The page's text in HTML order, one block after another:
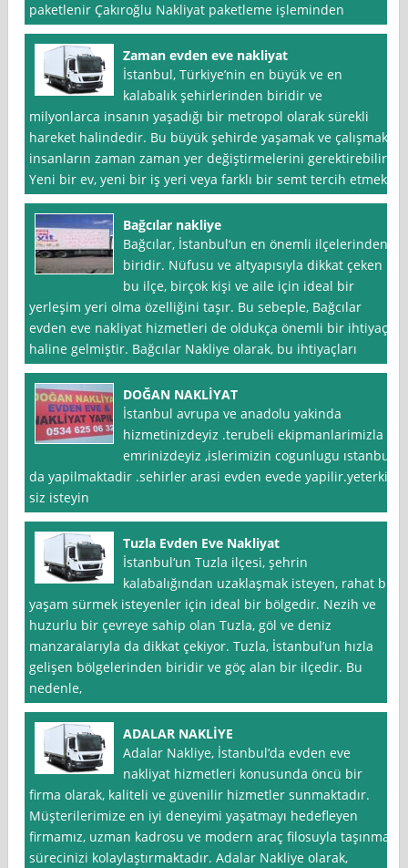
paketlenir Çakıroğlu Nakliyat paketleme işleminden
Zaman evden eve nakliyat
İstanbul, Türkiye’nin en büyük ve en
kalabalık şehirlerinden biridir ve
milyonlarca insanın yaşadığı bir metropol olarak sürekli
hareket halindedir. Bu büyük şehirde yaşamak ve çalışmak,
insanların zaman zaman yer değiştirmelerini gerektirebilir.
Yeni bir ev, yeni bir iş yeri veya farklı bir semt tercih etmek
Bağcılar nakliye
Bağcılar, İstanbul‘un en önemli ilçelerinden
biridir. Nüfusu ve altyapısıyla dikkat çeken
bu ilçe, birçok kişi ve aile için ideal bir
yerleşim yeri olma özelliğini taşır. Bu sebeple, Bağcılar
evden eve nakliyat hizmetleri de oldukça önemli bir ihtiyaç
haline gelmiştir. Bağcılar Nakliye olarak, bu ihtiyaçları
DOĞAN NAKLİYAT
İstanbul avrupa ve anadolu yakinda
hizmetinizdeyiz .terubeli ekipmanlarimizla
emrinizdeyiz ,islerimizin cogunlugu ıstanbul
da yapilmaktadir .sehirler arasi evden evede yapilir.yeterki
siz isteyin
Tuzla Evden Eve Nakliyat
İstanbul‘un Tuzla ilçesi, şehrin
kalabalığından uzaklaşmak isteyen, rahat bir
yaşam sürmek isteyenler için ideal bir bölgedir. Nezih ve
huzurlu bir çevreye sahip olan Tuzla, göl ve deniz
manzaralarıyla da dikkat çekiyor. Tuzla, İstanbul’un hızla
gelişen bölgelerinden biridir ve göç alan bir ilçedir. Bu
nedenle,
ADALAR NAKLİYE
Adalar Nakliye, İstanbul‘da evden eve
nakliyat hizmetleri konusunda öncü bir
firma olarak, kaliteli ve güvenilir hizmetler sunmaktadır.
Müşterilerimize en iyi deneyimi yaşatmayı hedefleyen
firmamız, uzman kadrosu ve modern araç filosuyla taşınma
sürecinizi kolaylaştırmaktadır. Adalar Nakliye olarak,